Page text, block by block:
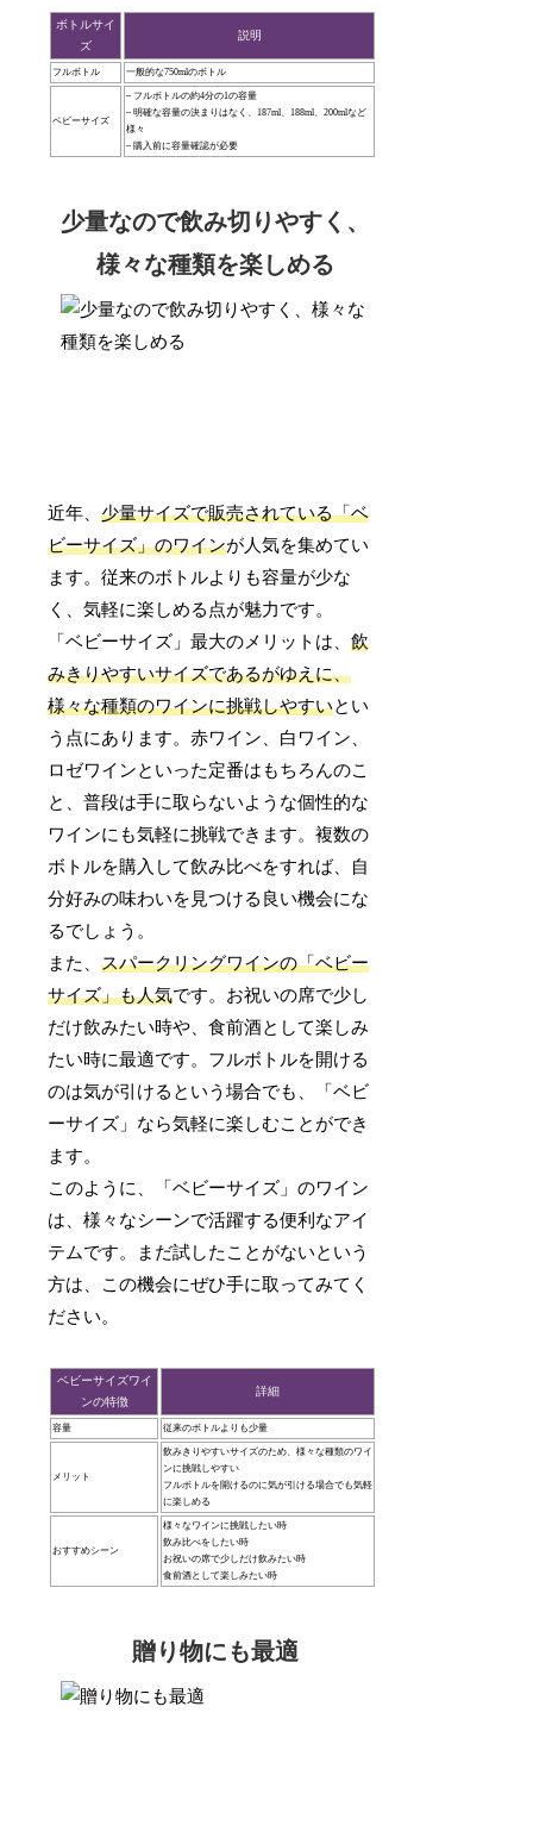
ボトルサイ
ズ
説明
フルボトル 一般的な750mlのボトル
ベビーサイズ
– フルボトルの約4分の1の容量
– 明確な容量の決まりはなく、187ml、188ml、200mlなど
様々
– 購入前に容量確認が必要
少量なので飲み切りやすく、
様々な種類を楽しめる
近年、少量サイズで販売されている「ベ
ビーサイズ」のワインが人気を集めてい
ます。従来のボトルよりも容量が少な
く、気軽に楽しめる点が魅力です。
「ベビーサイズ」最大のメリットは、飲
みきりやすいサイズであるがゆえに、
様々な種類のワインに挑戦しやすいとい
う点にあります。赤ワイン、白ワイン、
ロゼワインといった定番はもちろんのこ
と、普段は手に取らないような個性的な
ワインにも気軽に挑戦できます。複数の
ボトルを購入して飲み比べをすれば、自
分好みの味わいを見つける良い機会にな
るでしょう。
また、スパークリングワインの「ベビー
サイズ」も人気です。お祝いの席で少し
だけ飲みたい時や、食前酒として楽しみ
たい時に最適です。フルボトルを開ける
のは気が引けるという場合でも、「ベビ
ーサイズ」なら気軽に楽しむことができ
ます。
このように、「ベビーサイズ」のワイン
は、様々なシーンで活躍する便利なアイ
テムです。まだ試したことがないという
方は、この機会にぜひ手に取ってみてく
ださい。
ベビーサイズワイ
ンの特徴
詳細
容量 従来のボトルよりも少量
メリット
飲みきりやすいサイズのため、様々な種類のワイ
ンに挑戦しやすい
フルボトルを開けるのに気が引ける場合でも気軽
に楽しめる
おすすめシーン
様々なワインに挑戦したい時
飲み比べをしたい時
お祝いの席で少しだけ飲みたい時
食前酒として楽しみたい時
贈り物にも最適